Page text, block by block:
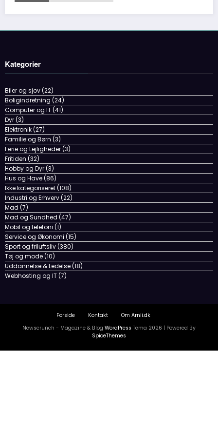
Kategorier
Boligindretning
Dyr(3)
Elektronik(27)
Familie og Børn(3)
Ferie og Lejligheder(3)
Fritiden(32)
Hobby og Dyr(3)
Hus og Have(86)
Ikke kategoriseret(108)
Industri og Erhverv(22)
Mad(7)
Mad og Sundhed(47)
Mobil og telefoni(1)
Service og Økonomi(15)
Sport og friluftsliv(380)
Tøj og mode(10)
Uddannelse & Ledelse(18)
Webhosting og IT(7)
SpiceThemes